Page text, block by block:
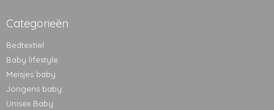
Categorieën
Bedtextiel
Baby lifestyle
Meisjes baby
Jongens baby
Unisex Baby